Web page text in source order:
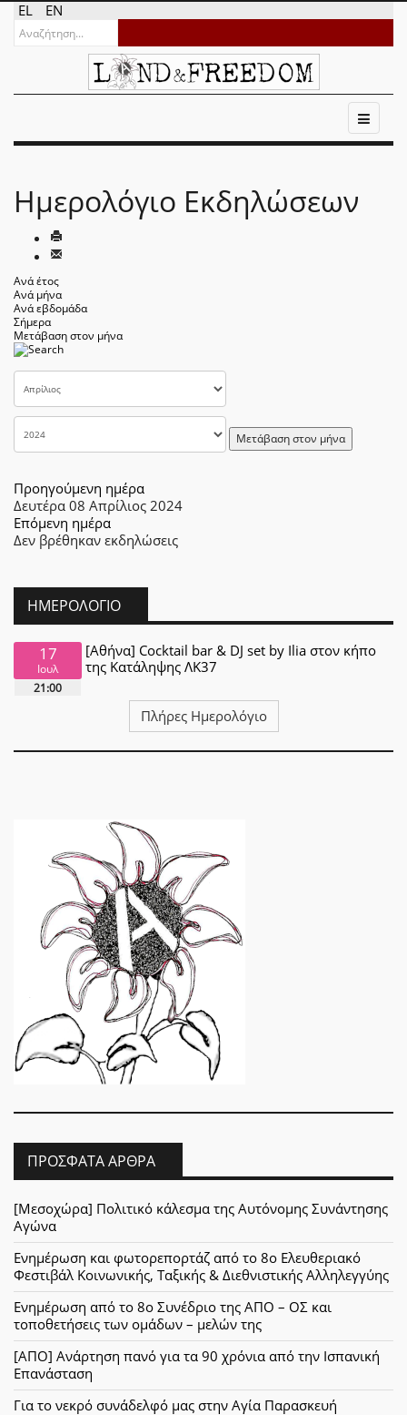
EL EN
Ημερολόγιο Εκδηλώσεων
Ανά έτος
Ανά μήνα
Ανά εβδομάδα
Σήμερα
Μετάβαση στον μήνα
Μετάβαση στον μήνα
Προηγούμενη ημέρα
Δευτέρα 08 Απρίλιος 2024
Επόμενη ημέρα
Δεν βρέθηκαν εκδηλώσεις
ΗΜΕΡΟΛΌΓΙΟ
17
Ιουλ
21:00
[Αθήνα] Cocktail bar & DJ set by Ilia στον κήπο
της Κατάληψης ΛΚ37
Πλήρες Ημερολόγιο
ΠΡΌΣΦΑΤΑ ΆΡΘΡΑ
[Μεσοχώρα] Πολιτικό κάλεσμα της Αυτόνομης Συνάντησης
Αγώνα
Ενημέρωση και φωτορεπορτάζ από το 8ο Ελευθεριακό
Φεστιβάλ Κοινωνικής, Ταξικής & Διεθνιστικής Αλληλεγγύης
Ενημέρωση από το 8ο Συνέδριο της ΑΠΟ – ΟΣ και
τοποθετήσεις των ομάδων – μελών της
[ΑΠΟ] Ανάρτηση πανό για τα 90 χρόνια από την Ισπανική
Επανάσταση
Για το νεκρό συνάδελφό μας στην Αγία Παρασκευή